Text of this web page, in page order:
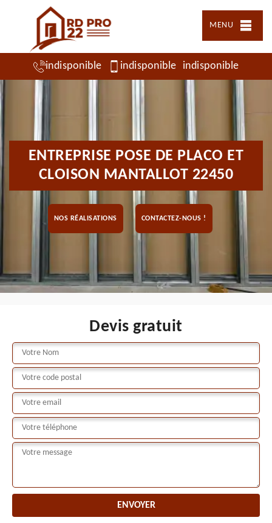
MENU
indisponible indisponible indisponible
ENTREPRISE POSE DE PLACO ET
CLOISON MANTALLOT 22450
NOS RÉALISATIONS CONTACTEZ-NOUS !
Devis gratuit